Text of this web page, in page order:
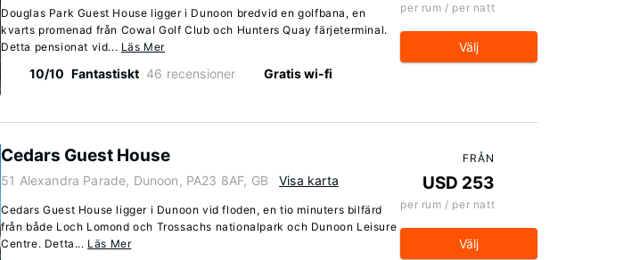
Douglas Park Guest House ligger i Dunoon bredvid en golfbana, en
kvarts promenad från Cowal Golf Club och Hunters Quay färjeterminal.
Detta pensionat vid... Läs Mer
10/10 Fantastiskt 46 recensioner Gratis wi-fi
per rum / per natt
Välj
Cedars Guest House
51 Alexandra Parade, Dunoon, PA23 8AF, GB Visa karta
Cedars Guest House ligger i Dunoon vid floden, en tio minuters bilfärd
från både Loch Lomond och Trossachs nationalpark och Dunoon Leisure
Centre. Detta... Läs Mer
FRÅN
USD 253
per rum / per natt
Välj